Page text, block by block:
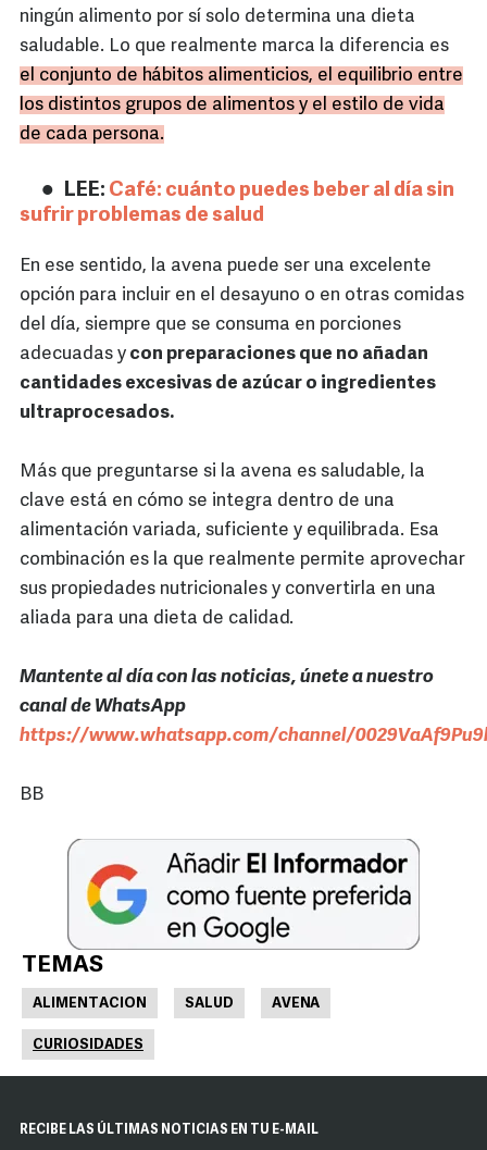
ningún alimento por sí solo determina una dieta
saludable. Lo que realmente marca la diferencia es
el conjunto de hábitos alimenticios, el equilibrio entre
los distintos grupos de alimentos y el estilo de vida
de cada persona.
LEE: Café: cuánto puedes beber al día sin
sufrir problemas de salud
En ese sentido, la avena puede ser una excelente
opción para incluir en el desayuno o en otras comidas
del día, siempre que se consuma en porciones
adecuadas y con preparaciones que no añadan
cantidades excesivas de azúcar o ingredientes
ultraprocesados.
Más que preguntarse si la avena es saludable, la
clave está en cómo se integra dentro de una
alimentación variada, suficiente y equilibrada. Esa
combinación es la que realmente permite aprovechar
sus propiedades nutricionales y convertirla en una
aliada para una dieta de calidad.
Mantente al día con las noticias, únete a nuestro
canal de WhatsApp
https://www.whatsapp.com/channel/
BB
TEMAS
ALIMENTACION SALUD AVENA
CURIOSIDADES
RECIBE LAS ÚLTIMAS NOTICIAS EN TU E-MAIL